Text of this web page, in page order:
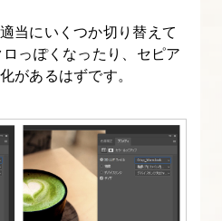
当にいくつか切り替えて
っぽくなったり、セピア
があるはずです。